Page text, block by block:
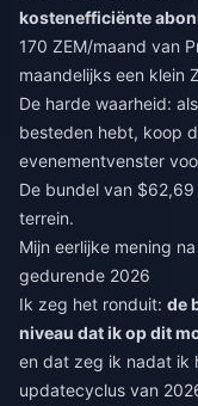
kostenefficiënte
170 ZEM/maand van
maandelijks een klein
De harde waarheid:
besteden hebt, koop
evenementvenster
De bundel van
terrein.
Mijn eerlijke mening
gedurende 2026
Ik zeg het ronduit: de
niveau dat ik op dit
en dat zeg ik nadat ik
updatecyclus van